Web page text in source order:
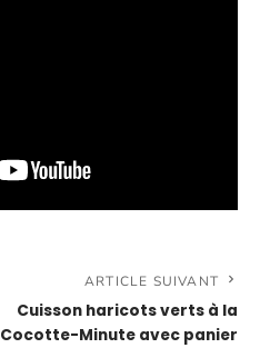
ARTICLE SUIVANT
Cuisson haricots verts à la
Cocotte-Minute avec panier